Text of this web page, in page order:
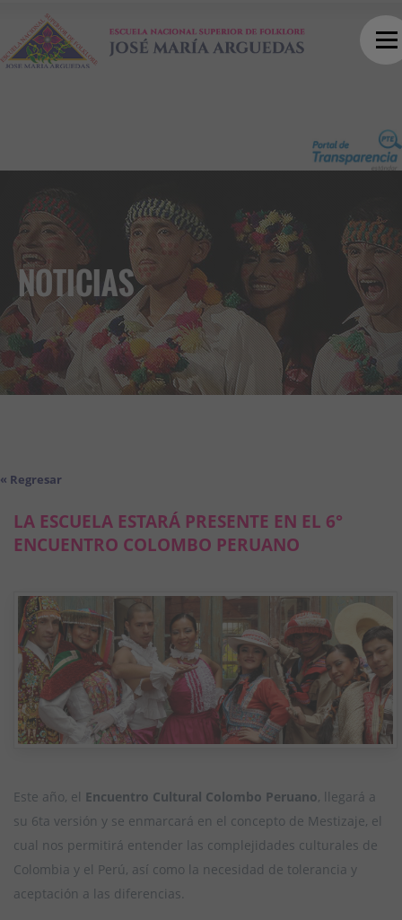
NOTICIAS
« Regresar
LA ESCUELA ESTARÁ PRESENTE EN EL 6°
ENCUENTRO COLOMBO PERUANO
Este año, el Encuentro Cultural Colombo Peruano, llegará a
su 6ta versión y se enmarcará en el concepto de Mestizaje, el
cual nos permitirá entender las complejidades culturales de
Colombia y el Perú, así como la necesidad de tolerancia y
aceptación a las diferencias.